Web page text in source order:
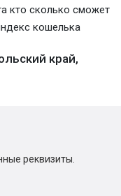
кто сколько сможет
кошелька
край,
реквизиты.